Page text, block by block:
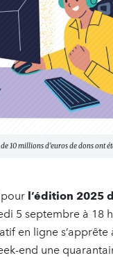
10 millions d'euros de dons ont
pour l’édition 2025
5 septembre à 18
en ligne s’apprête
end une